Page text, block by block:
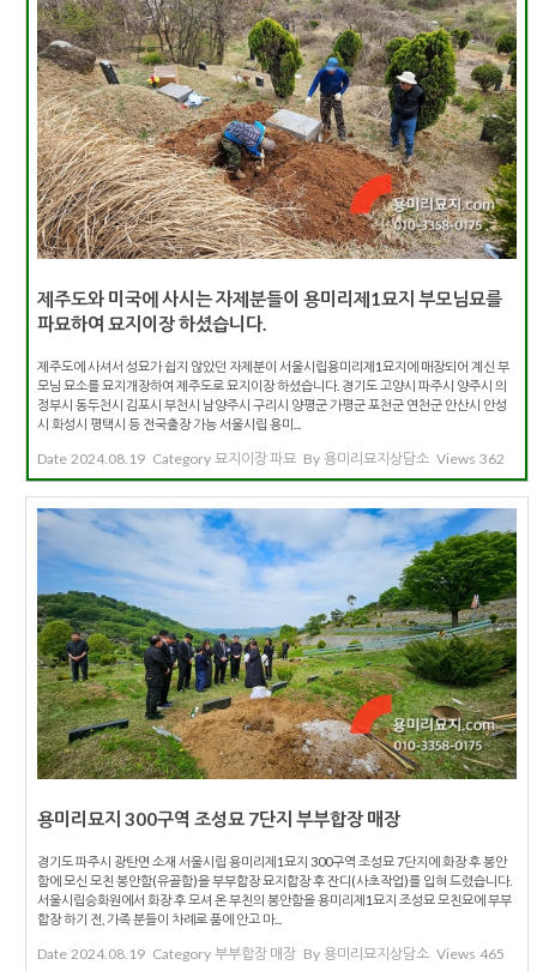
제주도와 미국에 사시는 자제분들이 용미리제1묘지 부모님묘를
파묘하여 묘지이장 하셨습니다.
제주도에 사셔서 성묘가 쉽지 않았던 자제분이 서울시립용미리제1묘지에 매장되어 계신 부
모님 묘소를 묘지개장하여 제주도로 묘지이장 하셨습니다. 경기도 고양시 파주시 양주시 의
정부시 동두천시 김포시 부천시 남양주시 구리시 양평군 가평군 포천군 연천군 안산시 안성
시 화성시 평택시 등 전국출장 가능 서울시립 용미...
Date 2024.08.19 Category 묘지이장 파묘 By 용미리묘지상담소 Views 362
용미리묘지 300구역 조성묘 7단지 부부합장 매장
경기도 파주시 광탄면 소재 서울시립 용미리제1묘지 300구역 조성묘 7단지에 화장 후 봉안
함에 모신 모친 봉안함(유골함)을 부부합장 묘지합장 후 잔디(사초작업)를 입혀 드렸습니다.
서울시립승화원에서 화장 후 모셔 온 부친의 봉안함을 용미리제1묘지 조성묘 모친묘에 부부
합장 하기 전, 가족 분들이 차례로 품에 안고 마...
Date 2024.08.19 Category 부부합장 매장 By 용미리묘지상담소 Views 465